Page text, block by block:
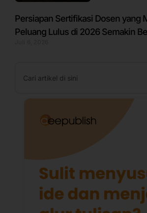
Persiapan Sertifikasi Dosen yang
Peluang Lulus di 2026 Semakin